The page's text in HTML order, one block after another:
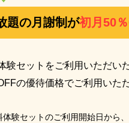
題の月謝制が初月50
験セットをご利用いただい
の優待価格でご利用いた
験セットのご利用開始日から